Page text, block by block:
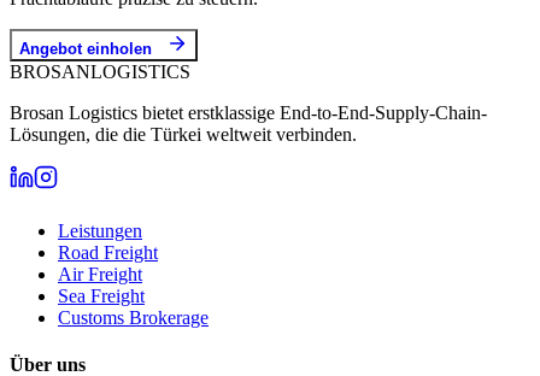
Angebot einholen
BROSANLOGISTICS
Brosan Logistics bietet erstklassige End-to-End-Supply-Chain-
Lösungen, die die Türkei weltweit verbinden.
Leistungen
Road Freight
Air Freight
Sea Freight
Customs Brokerage
Über uns